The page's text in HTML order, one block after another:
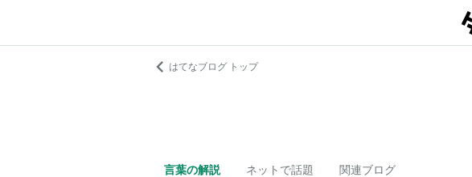
はてなブログ トップ
言葉の解説 ネットで話題 関連ブログ